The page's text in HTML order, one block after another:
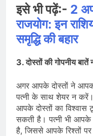
इसे भी पढ़ें:- 2
राजयोग: इन
समृद्धि की बहार
3. दोस्तों की गोपनीय बातें
अगर आपके दोस्तों ने
पत्नी के साथ शेयर न
आपके दोस्तों का
सकती है। पत्नी भी आपके
है, जिससे आपके रिश्तों